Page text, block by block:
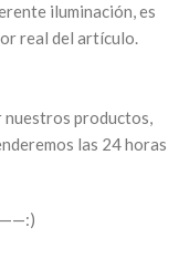
iluminación, es
real del artículo.
nuestros productos,
las 24 horas